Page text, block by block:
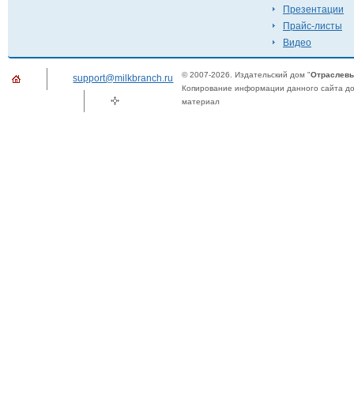
Презентации
Прайс-листы
Видео
support@milkbranch.ru © 2007-2026. Издательский дом "
Копирование информации данного сайта
материал